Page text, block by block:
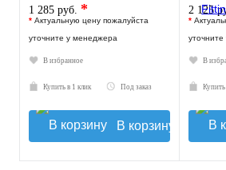
1 285 руб. *
* Актуальную цену пожалуйста
уточните у менеджера
В избранное
Купить в 1 клик Под заказ
В корзину
2 125
*
В
Купить